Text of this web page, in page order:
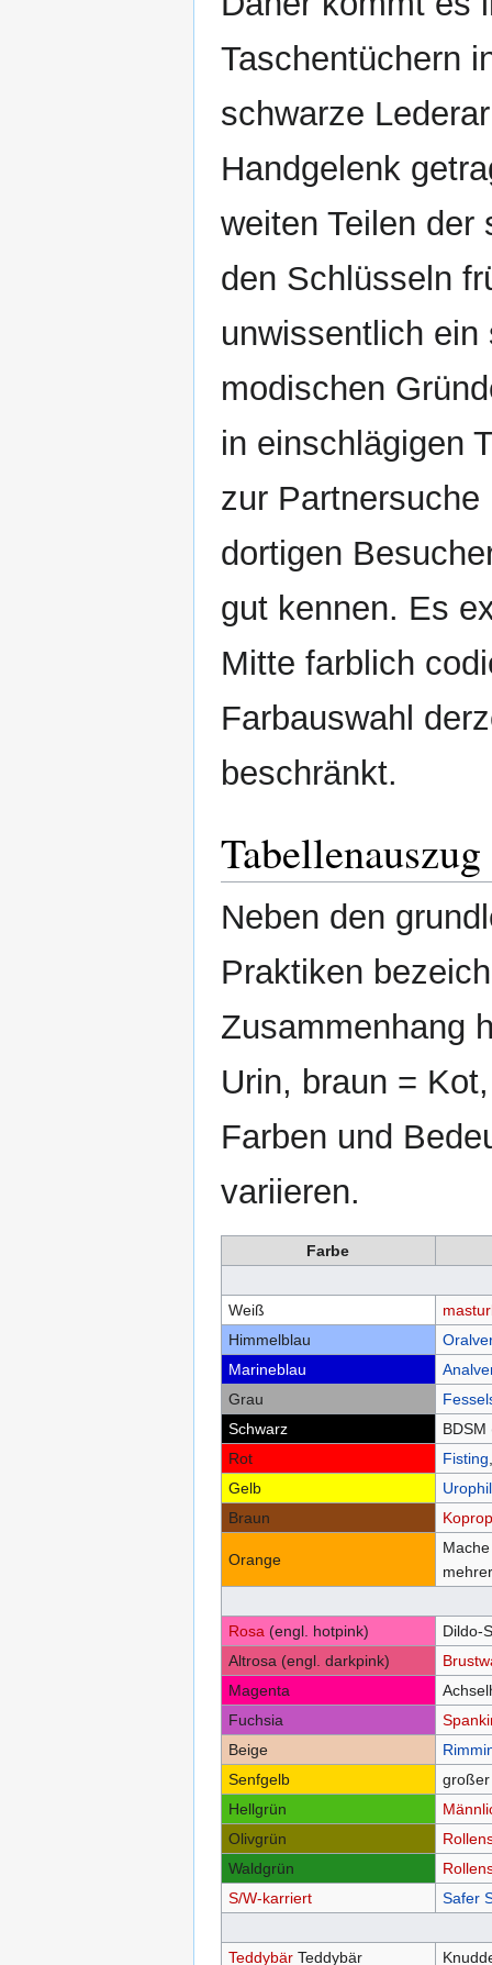
Taschentüchern
schwarze
Handgelenk
weiten Teilen der
den Schlüsseln
unwissentlich
modischen
in einschlägigen
zur
dortigen
gut kennen. Es
Mitte farblich
Farbauswahl
beschränkt.
Neben den
Praktiken
Zusammenhang
Urin, braun =
Farben und
variieren.
Farbe
Weiß
Himmelblau
Marineblau
Grau
Schwarz
BDSM
Rot
Fisting
Gelb
Braun
Orange
Rosa (engl. hotpink)
Dildo-
Altrosa (engl. darkpink)
Magenta
Fuchsia
Beige
Senfgelb
großer
Hellgrün
Olivgrün
Waldgrün
S/W-karriert
Safer
TeddybärTeddybär